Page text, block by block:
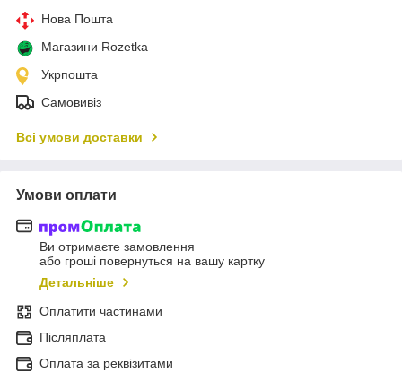
Нова Пошта
Магазини Rozetka
Укрпошта
Самовивіз
Всі умови доставки
Умови оплати
Ви отримаєте замовлення
або гроші повернуться на вашу картку
Детальніше
Оплатити частинами
Післяплата
Оплата за реквізитами